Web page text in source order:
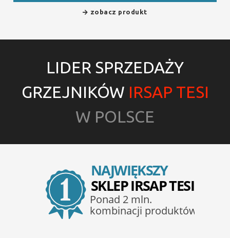
zobacz produkt
LIDER SPRZEDAŻY
GRZEJNIKÓW IRSAP TESI
W POLSCE